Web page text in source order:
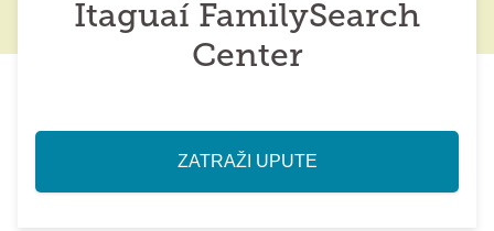
Itaguaí FamilySearch
Center
ZATRAŽI UPUTE